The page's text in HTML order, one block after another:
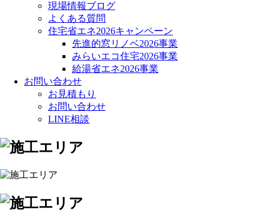
現場情報ブログ
よくある質問
住宅省エネ2026キャンペーン
先進的窓リノベ2026事業
みらいエコ住宅2026事業
給湯省エネ2026事業
お問い合わせ
お見積もり
お問い合わせ
LINE相談